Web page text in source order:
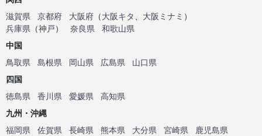
滋賀県
京都府 大阪府 （大阪キタ 大阪ミナミ ）
兵庫県 （神戸） 奈良県
和歌山県
中国
鳥取県
島根県 岡山県 広島県
山口県
四国
徳島県
香川県 愛媛県
高知県
九州・沖縄
福岡県
佐賀県 長崎県 熊本県 大分県 宮崎県
鹿児島県